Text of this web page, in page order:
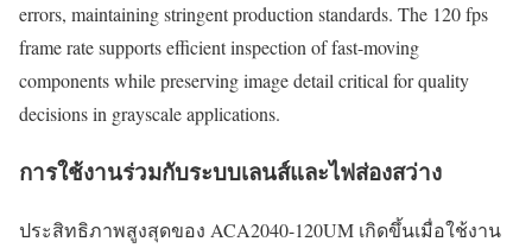
errors, maintaining stringent production standards. The 120 fps
frame rate supports efficient inspection of fast-moving
components while preserving image detail critical for quality
decisions in grayscale applications.
การใช้งานร่วมกับระบบเลนส์และไฟส่องสว่าง
ประสิทธิภาพสูงสุดของ ACA2040-120UM เกิดขึ้นเมื่อใช้งาน